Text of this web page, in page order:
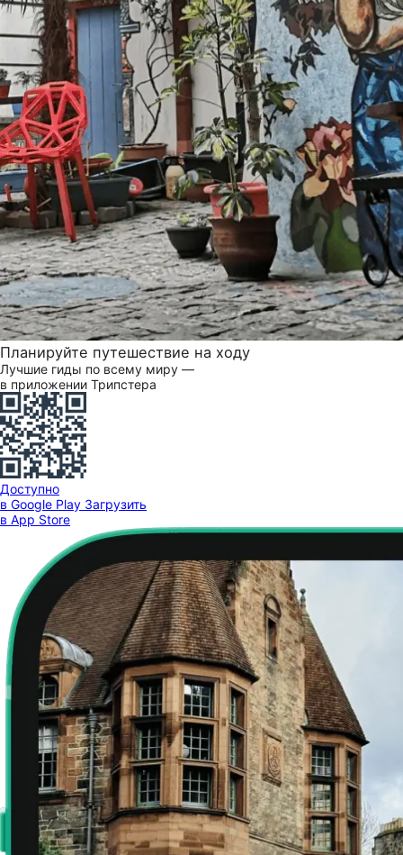
Планируйте путешествие на ходу
Лучшие гиды по всему миру —
в приложении Трипстера
Доступно
в Google Play Загрузить
в App Store